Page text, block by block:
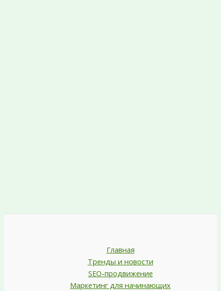
Главная
Тренды и новости
SEO-продвижение
Маркетинг для начинающих